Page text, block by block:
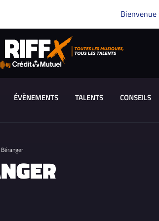
Bienvenue
ÉVÈNEMENTS TALENTS CONSEILS
Béranger